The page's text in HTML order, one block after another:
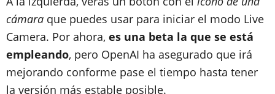
cámara que puedes usar para iniciar el modo Live
Camera. Por ahora, es una beta la que se está
empleando, pero OpenAI ha asegurado que irá
mejorando conforme pase el tiempo hasta tener
la versión más estable posible.